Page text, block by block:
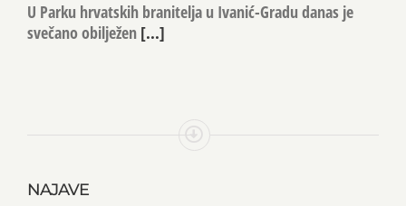
U Parku hrvatskih branitelja u Ivanić-Gradu danas je
svečano obilježen [...]
NAJAVE